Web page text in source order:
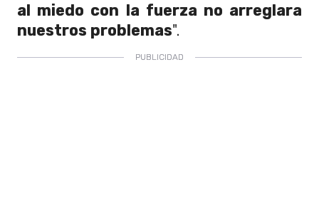
al miedo con la fuerza no arreglara
nuestros problemas".